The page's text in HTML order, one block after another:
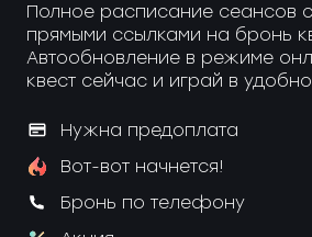
Полное расписание сеансов
прямыми ссылками на бронь
Автообновление в режиме
квест сейчас и играй в
Нужна предоплата
Вот-вот начнется!
Бронь по телефону